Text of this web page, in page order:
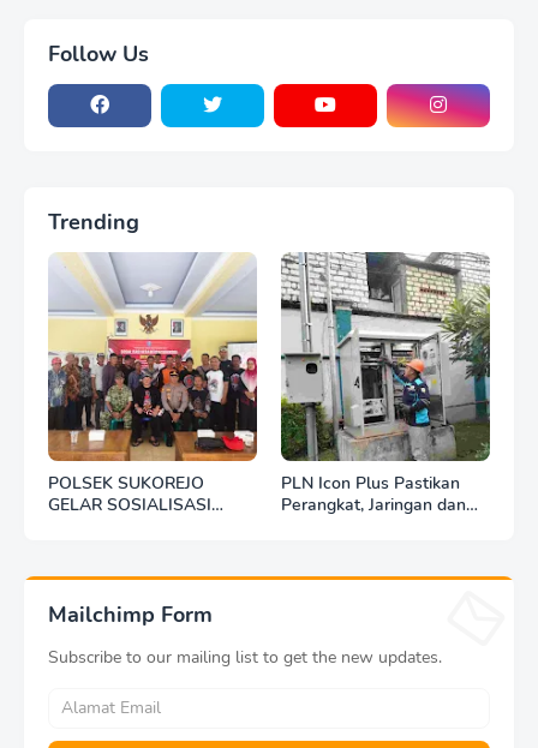
Follow Us
Trending
POLSEK SUKOREJO
GELAR SOSIALISASI
PLN Icon Plus Pastikan
Perangkat, Jaringan dan
Mailchimp Form
Subscribe to our mailing list to get the new updates.